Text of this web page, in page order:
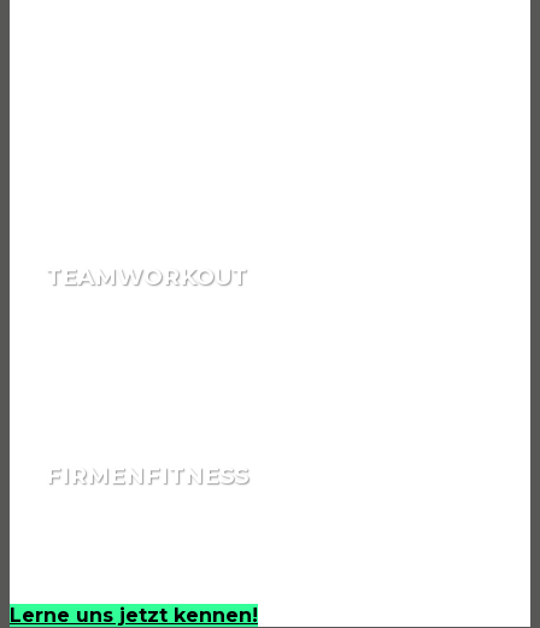
TEAMWORKOUT
FIRMENFITNESS
Lerne uns jetzt kennen!